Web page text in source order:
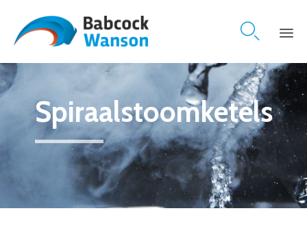

content
Spiraalstoomketels